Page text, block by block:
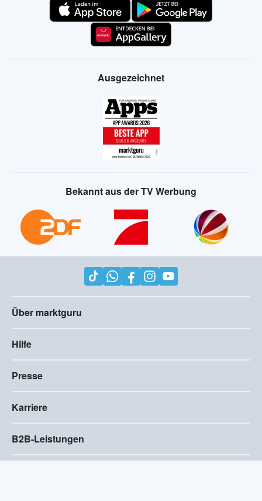
Ausgezeichnet
Bekannt aus der TV Werbung
Über marktguru
Hilfe
Presse
Karriere
B2B-Leistungen